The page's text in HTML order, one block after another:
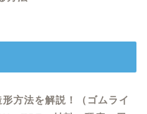
方法を解説！（ゴムライ